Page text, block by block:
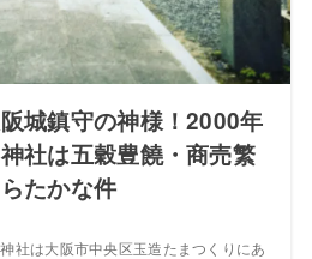
城鎮守の神様！2000年
社は五穀豊饒・商売繁
たかな件
社は大阪市中央区玉造たまつくりにあ